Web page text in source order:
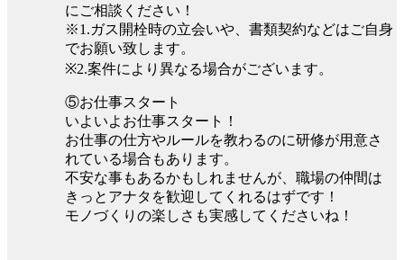
にご相談ください！
※1.ガス開栓時の立会いや、書類契約などはご自身
でお願い致します。
※2.案件により異なる場合がございます。
⑤お仕事スタート
いよいよお仕事スタート！
お仕事の仕方やルールを教わるのに研修が用意さ
れている場合もあります。
不安な事もあるかもしれませんが、職場の仲間は
きっとアナタを歓迎してくれるはずです！
モノづくりの楽しさも実感してくださいね！